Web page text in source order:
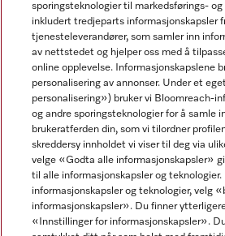
Miele AS
Vilkår og betingelser
Miele på Facebook
Miele på Youtube
Miele på Instagram
sporingsteknologier til markedsførings- og
inkludert tredjeparts informasjonskapsler
tjenesteleverandører, som samler inn
av nettstedet og hjelper oss med å
online opplevelse. Informasjonskapslene
personalisering av annonser. Under et
personalisering») bruker vi Bloomreach-
og andre sporingsteknologier for å samle
brukeratferden din, som vi tilordner
skreddersy innholdet vi viser til deg via
velge «Godta alle informasjonskapsler»
til alle informasjonskapsler og teknologier.
informasjonskapsler og teknologier, velg
informasjonskapsler». Du finner
«Innstillinger for informasjonskapsler».